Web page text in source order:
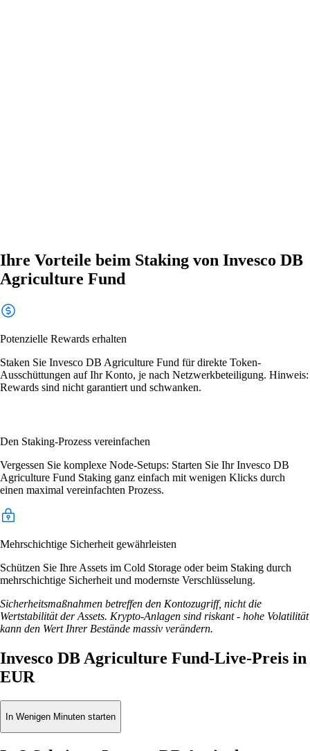
Ihre Vorteile beim Staking von Invesco DB
Agriculture Fund
Potenzielle Rewards erhalten
Staken Sie Invesco DB Agriculture Fund für direkte Token-
Ausschüttungen auf Ihr Konto, je nach Netzwerkbeteiligung. Hinweis:
Rewards sind nicht garantiert und schwanken.
Den Staking-Prozess vereinfachen
Vergessen Sie komplexe Node-Setups: Starten Sie Ihr Invesco DB
Agriculture Fund Staking ganz einfach mit wenigen Klicks durch
einen maximal vereinfachten Prozess.
Mehrschichtige Sicherheit gewährleisten
Schützen Sie Ihre Assets im Cold Storage oder beim Staking durch
mehrschichtige Sicherheit und modernste Verschlüsselung.
Sicherheitsmaßnahmen betreffen den Kontozugriff, nicht die
Wertstabilität der Assets. Krypto-Anlagen sind riskant - hohe Volatilität
kann den Wert Ihrer Bestände massiv verändern.
Invesco DB Agriculture Fund-Live-Preis in
EUR
In Wenigen Minuten starten